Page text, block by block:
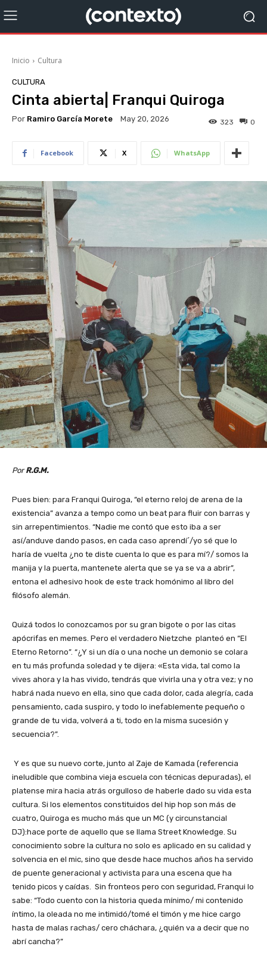
Inicio Cultura
CULTURA
Cinta abierta| Franqui Quiroga
Por Ramiro García Morete May 20, 2026 0
323
Facebook X WhatsApp
PorR.G.M.
Pues bien: para Franqui Quiroga, “el eterno reloj de arena de la
existencia” avanza a tempo como un beat para fluir con barras y
sin arrepentimientos. “Nadie me contó que esto iba a ser
así/anduve dando pasos, en cada caso aprendí´/yo sé que lo
haría de vuelta ¿no te diste cuenta lo que es para mí?/ somos la
manija y la puerta, mantenete alerta que se ya se va a abrir”,
entona el adhesivo hook de este track homónimo al libro del
filósofo alemán.
Quizá todos lo conozcamos por su gran bigote o por las citas
apócrifas en memes. Pero el verdadero Nietzche planteó en “El
Eterno Retorno”. “¿Y si un día o una noche un demonio se colara
en tu más profunda soledad y te dijera: «Esta vida, tal como la
vives ahora y la has vivido, tendrás que vivirla una y otra vez; y no
habrá nada nuevo en ella, sino que cada dolor, cada alegría, cada
pensamiento, cada suspiro, y todo lo inefablemente pequeño o
grande de tu vida, volverá a ti, todo en la misma sucesión y
secuencia?”.
Y es que su nuevo corte, junto al Zaje de Kamada (referencia
ineludible que combina vieja escuela con técnicas depuradas), el
platense mira hacia atrás orgulloso de haberle dado su vida esta
cultura. Si los elementos constituidos del hip hop son más de
cuatro, Quiroga es mucho más que un MC (y circunstancial
DJ):hace porte de aquello que se llama Street Knowledge. Su
conocimiento sobre la cultura no solo es aplicado en su calidad y
solvencia en el mic, sino que desde hace muchos años ha servido
de puente generacional y activista para una escena que ha
tenido picos y caídas. Sin fronteos pero con seguridad, Franqui lo
sabe: “Todo cuento con la historia queda mínimo/ mi contenido
íntimo, la oleada no me intimidó/tomé el timón y me hice cargo
hasta de malas rachas/ cero cháchara, ¿quién va a decir que no
abrí cancha?”